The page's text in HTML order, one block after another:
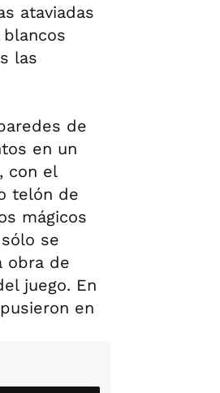
ataviadas
las
de
en un
con el
telón de
mágicos
se
obra de
juego. En
en